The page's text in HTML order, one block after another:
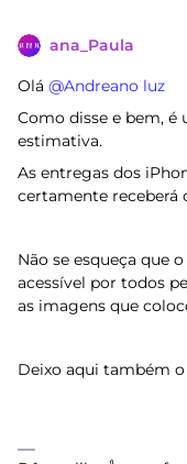
ana_Paula
Olá ​ @Andreano luz
Como disse e bem, é
estimativa.
As entregas dos
certamente receberá
Não se esqueça que
acessível por todos
as imagens que
Deixo aqui também o